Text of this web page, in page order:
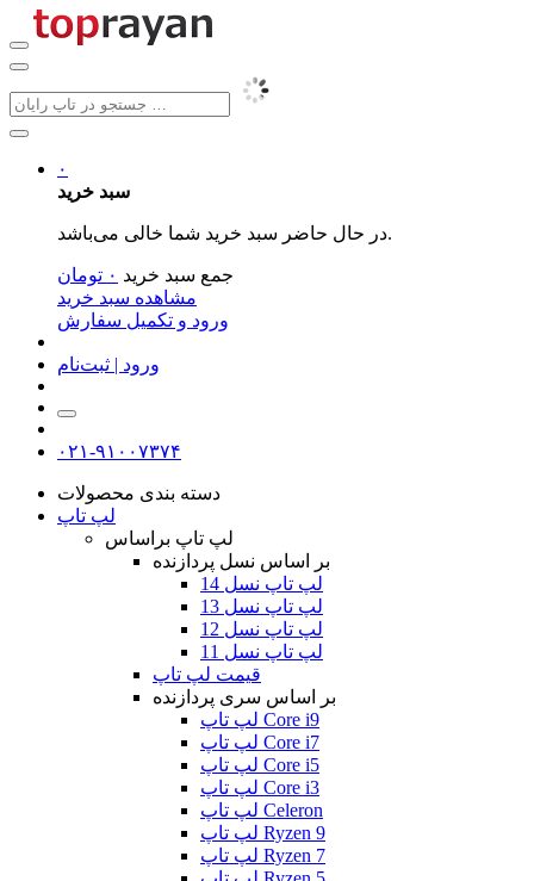
۰
سبد خرید
در حال حاضر سبد خرید شما خالی می‌باشد.
جمع سبد خرید ۰ تومان
مشاهده سبد خرید
ورود و تکمیل سفارش
ورود | ثبت‌نام
۰۲۱-۹۱۰۰۷۳۷۴
دسته بندی محصولات
لپ تاپ
لپ تاپ براساس
بر اساس نسل پردازنده
لپ تاپ نسل 14
لپ تاپ نسل 13
لپ تاپ نسل 12
لپ تاپ نسل 11
قیمت لپ تاپ
بر اساس سری پردازنده
لپ تاپ Core i9
لپ تاپ Core i7
لپ تاپ Core i5
لپ تاپ Core i3
لپ تاپ Celeron
لپ تاپ Ryzen 9
لپ تاپ Ryzen 7